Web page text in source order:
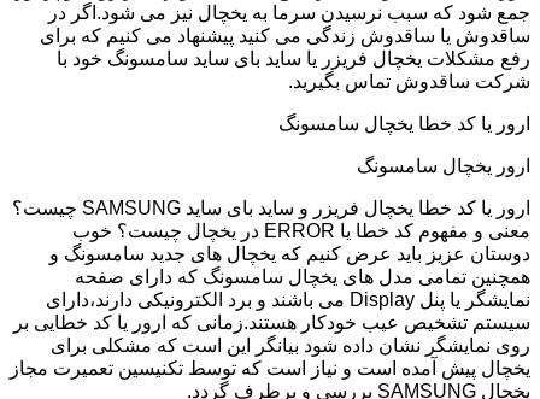
جمع شود که سبب نرسیدن سرما به یخچال نیز می شود.اگر در
ساقدوش یا ساقدوش زندگی می کنید پیشنهاد می کنیم که برای
رفع مشکلات یخچال فریزر یا ساید بای ساید سامسونگ خود با
شرکت ساقدوش تماس بگیرید.
ارور یا کد خطا یخچال سامسونگ
ارور یخچال سامسونگ
ارور یا کد خطا یخچال فریزر و ساید بای ساید SAMSUNG چیست؟
معنی و مفهوم کد خطا یا ERROR در یخچال چیست؟ خوب
دوستان عزیز باید عرض کنیم که یخچال های جدید سامسونگ و
همچنین تمامی مدل های یخچال سامسونگ که دارای صفحه
نمایشگر یا پنل Display می باشند و برد الکترونیکی دارند،دارای
سیستم تشخیص عیب خودکار هستند.زمانی که ارور یا کد خطایی بر
روی نمایشگر نشان داده شود بیانگر این است که مشکلی برای
یخچال پیش آمده است و نیاز است که توسط تکنیسین تعمیرت مجاز
یخچال SAMSUNG بررسی و برطرف گردد.